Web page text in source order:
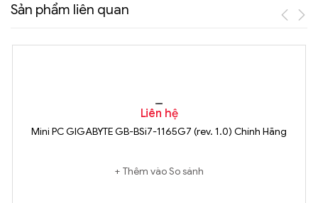
Sản phẩm liên quan
Liên hệ
Mini PC GIGABYTE GB-BSi7-1165G7 (rev. 1.0) Chính Hãng
Thêm vào So sánh